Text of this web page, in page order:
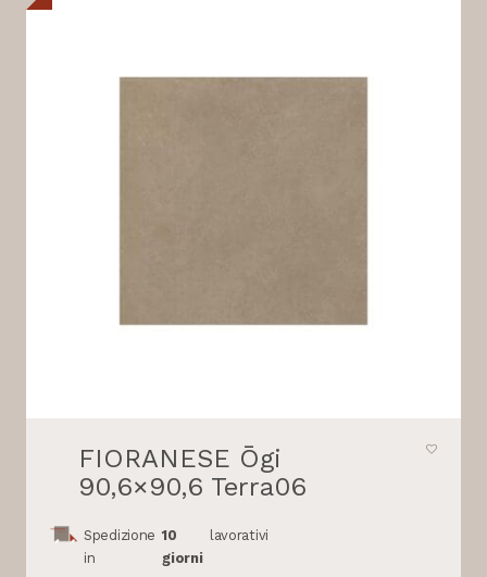
FIORANESE Ōgi
90,6×90,6 Terra06
Spedizione
in
10
giorni
lavorativi